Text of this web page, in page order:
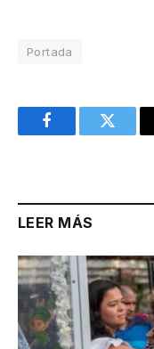
Portada
FacebookTwitter
LEER MÁS